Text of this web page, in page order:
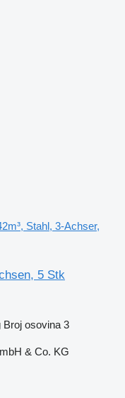
Stahl, 3-Achser,
5 Stk
Broj osovina 3
& Co. KG